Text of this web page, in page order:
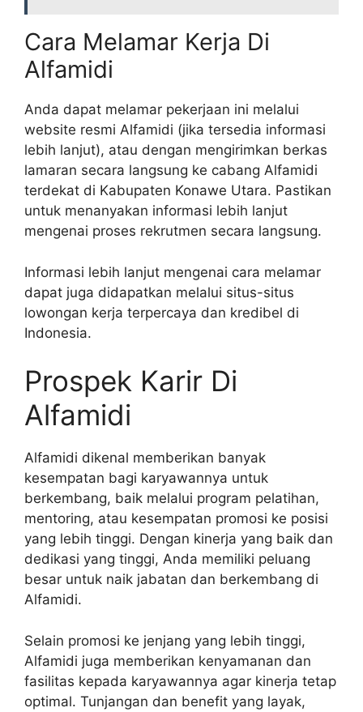
Cara Melamar Kerja Di
Alfamidi
Anda dapat melamar pekerjaan ini melalui
website resmi Alfamidi (jika tersedia informasi
lebih lanjut), atau dengan mengirimkan berkas
lamaran secara langsung ke cabang Alfamidi
terdekat di Kabupaten Konawe Utara. Pastikan
untuk menanyakan informasi lebih lanjut
mengenai proses rekrutmen secara langsung.
Informasi lebih lanjut mengenai cara melamar
dapat juga didapatkan melalui situs-situs
lowongan kerja terpercaya dan kredibel di
Indonesia.
Prospek Karir Di
Alfamidi
Alfamidi dikenal memberikan banyak
kesempatan bagi karyawannya untuk
berkembang, baik melalui program pelatihan,
mentoring, atau kesempatan promosi ke posisi
yang lebih tinggi. Dengan kinerja yang baik dan
dedikasi yang tinggi, Anda memiliki peluang
besar untuk naik jabatan dan berkembang di
Alfamidi.
Selain promosi ke jenjang yang lebih tinggi,
Alfamidi juga memberikan kenyamanan dan
fasilitas kepada karyawannya agar kinerja tetap
optimal. Tunjangan dan benefit yang layak,